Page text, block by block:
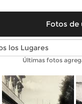
Fotos de
Últimas fotos